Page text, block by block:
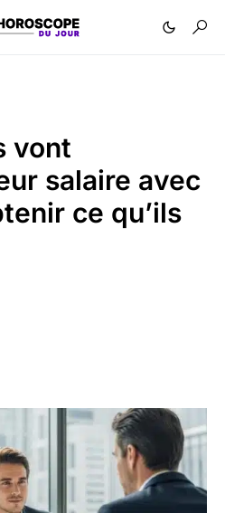
vont
salaire avec
ce qu’ils